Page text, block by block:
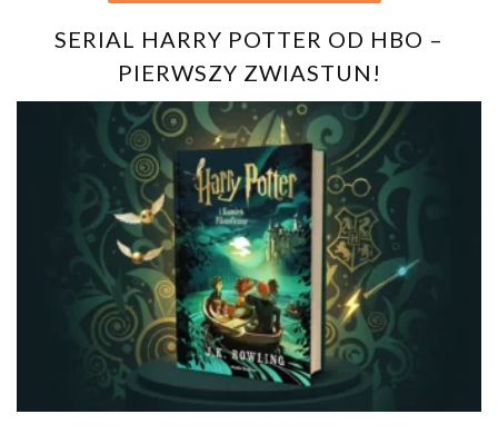
SERIAL HARRY POTTER OD HBO –
PIERWSZY ZWIASTUN!